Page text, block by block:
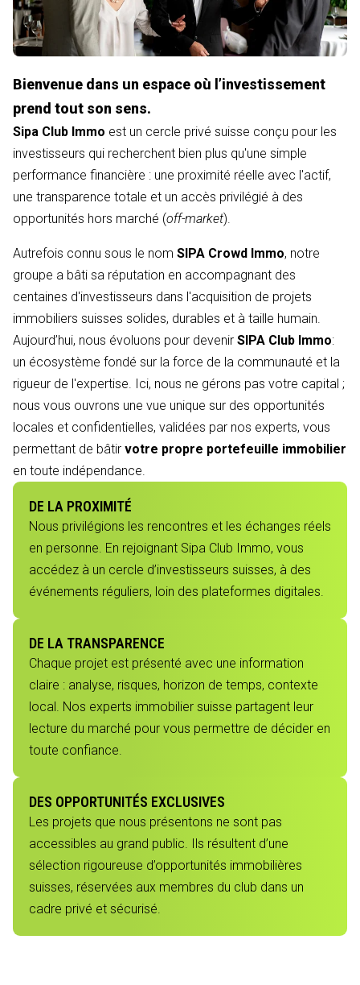
Bienvenue dans un espace où l’investissement
prend tout son sens.
Sipa Club Immo est un cercle privé suisse conçu pour les
investisseurs qui recherchent bien plus qu'une simple
performance financière : une proximité réelle avec l'actif,
une transparence totale et un accès privilégié à des
opportunités hors marché (off-market).
Autrefois connu sous le nom SIPA Crowd Immo, notre
groupe a bâti sa réputation en accompagnant des
centaines d'investisseurs dans l'acquisition de projets
immobiliers suisses solides, durables et à taille humain.
Aujourd’hui, nous évoluons pour devenir SIPA Club Immo:
un écosystème fondé sur la force de la communauté et la
rigueur de l'expertise. Ici, nous ne gérons pas votre capital ;
nous vous ouvrons une vue unique sur des opportunités
locales et confidentielles, validées par nos experts, vous
permettant de bâtir votre propre portefeuille immobilier
en toute indépendance.
DE LA PROXIMITÉ
Nous privilégions les rencontres et les échanges réels
en personne. En rejoignant Sipa Club Immo, vous
accédez à un cercle d’investisseurs suisses, à des
événements réguliers, loin des plateformes digitales.
DE LA TRANSPARENCE
Chaque projet est présenté avec une information
claire : analyse, risques, horizon de temps, contexte
local. Nos experts immobilier suisse partagent leur
lecture du marché pour vous permettre de décider en
toute confiance.
DES OPPORTUNITÉS EXCLUSIVES
Les projets que nous présentons ne sont pas
accessibles au grand public. Ils résultent d’une
sélection rigoureuse d’opportunités immobilières
suisses, réservées aux membres du club dans un
cadre privé et sécurisé.